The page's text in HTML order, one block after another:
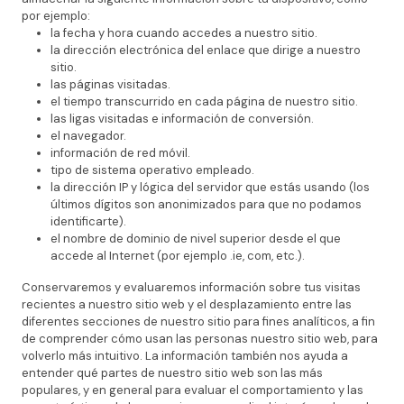
por ejemplo:
la fecha y hora cuando accedes a nuestro sitio.
la dirección electrónica del enlace que dirige a nuestro
sitio.
las páginas visitadas.
el tiempo transcurrido en cada página de nuestro sitio.
las ligas visitadas e información de conversión.
el navegador.
información de red móvil.
tipo de sistema operativo empleado.
la dirección IP y lógica del servidor que estás usando (los
últimos dígitos son anonimizados para que no podamos
identificarte).
el nombre de dominio de nivel superior desde el que
accede al Internet (por ejemplo .ie, com, etc.).
Conservaremos y evaluaremos información sobre tus visitas
recientes a nuestro sitio web y el desplazamiento entre las
diferentes secciones de nuestro sitio para fines analíticos, a fin
de comprender cómo usan las personas nuestro sitio web, para
volverlo más intuitivo. La información también nos ayuda a
entender qué partes de nuestro sitio web son las más
populares, y en general para evaluar el comportamiento y las